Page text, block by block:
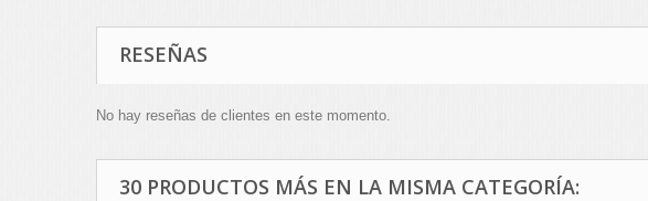
RESEÑAS
No hay reseñas de clientes en este momento.
30 PRODUCTOS MÁS EN LA MISMA CATEGORÍA: